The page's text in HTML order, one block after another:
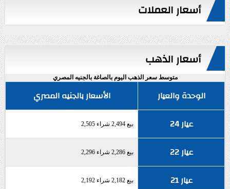
أسعار العملات
أسعار الذهب
متوسط سعر الذهب اليوم بالصاغة بالجنيه المصري
الوحدة والعيار
الأسعار بالجنيه المصري
عيار 24
بيع 2,494 شراء 2,505
عيار 22 بيع 2,286 شراء 2,296
عيار 21 بيع 2,182 شراء 2,192